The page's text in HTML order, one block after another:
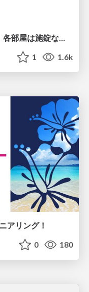
1 1.6k
アリング！
0 180